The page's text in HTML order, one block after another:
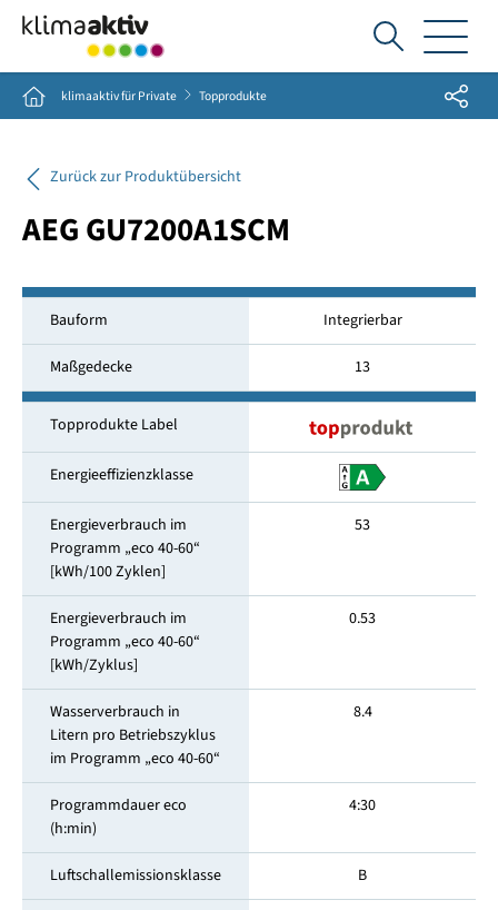
Ich
suche...
Home klimaaktiv für Private Topprodukte Share
Zurück zur Produktübersicht
AEG GU7200A1SCM
Bauform Integrierbar
Maßgedecke 13
Topprodukte Label
Energieeffizienzklasse
Energieverbrauch im
Programm „eco 40-60“
[kWh/100 Zyklen]
53
Energieverbrauch im
Programm „eco 40-60“
[kWh/Zyklus]
0.53
Wasserverbrauch in
Litern pro Betriebszyklus
im Programm „eco 40-60“
8.4
Programmdauer eco
(h:min)
4:30
Luftschallemissionsklasse B